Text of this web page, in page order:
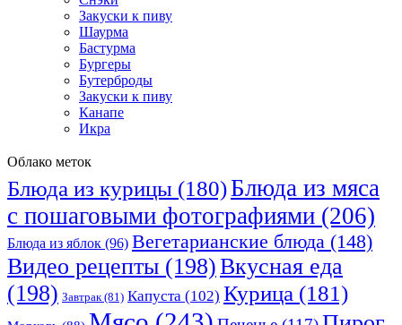
Закуски к пиву
Шаурма
Бастурма
Бургеры
Бутерброды
Закуски к пиву
Канапе
Икра
Облако меток
Блюда из курицы (180)Блюда из мяса
с пошаговыми фотографиями (206)
Блюда из яблок (96) Вегетарианские блюда (148)
Видео рецепты (198)Вкусная еда
(198) Завтрак(81) Капуста (102) Курица (181)